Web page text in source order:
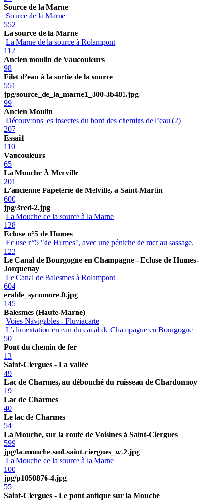
Source de la Marne
Source de la Marne
552
La source de la Marne
La Marne de la source à Rolampont
112
Ancien moulin de Vaucouleurs
98
Filet d’eau à la sortie de la source
551
jpg/source_de_la_marne1_800-3b481.jpg
99
Ancien Moulin
Découvrons les insectes du bord des chemins de l’eau (2)
207
Essai1
110
Vaucouleurs
65
La Mouche Ã Merville
201
L’ancienne Papèterie de Melville, à Saint-Martin
600
jpg/3red-2.jpg
La Mouche de la source à la Marne
128
Ecluse n°5 de Humes
Ecluse n°5 "de Humes", avec une péniche de mer au sassage.
123
Le Canal de Bourgogne en Champagne - Ecluse de Humes-
Jorquenay
Le Canal de Balesmes à Rolampont
604
erable_sycomore-0.jpg
145
Balesmes (Haute-Marne)
Voies Navigables - Fluviacarte
L’alimentation en eau du canal de Champagne en Bourgogne
50
Pont du chemin de fer
13
Saint-Ciergues - La vallée
49
Lac de Charmes, au débouché du ruisseau de Chardonnoy
19
Lac de Charmes
40
Le lac de Charmes
54
La Mouche, sur la route de Voisines à Saint-Ciergues
599
jpg/la-mouche-sud-saint-ciergues_w-2.jpg
La Mouche de la source à la Marne
100
jpg/p1050876-4.jpg
55
Saint-Ciergues - Le pont antique sur la Mouche